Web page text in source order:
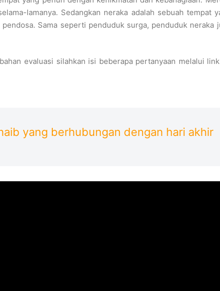
lamanya. Sedangkan neraka adalah sebuah tempat
Sama seperti penduduk surga, penduduk neraka
evaluasi silahkan isi beberapa pertanyaan melalui
yang berhubungan dengan hari akhir